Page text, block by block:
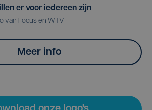
er voor iedereen zijn
van Focus en WTV
Meer info